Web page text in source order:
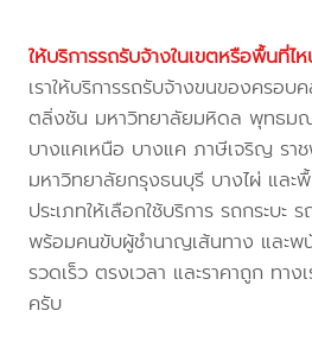
ให้บริการรถรับจ้างในเขตหรือพื้นที่
เราให้บริการรถรับจ้างขนของครอ
ตลิ่งชัน มหาวิทยาลัยมหิดล พุทธม
บางแคเหนือ บางแค ภาษีเจริญ ร
มหาวิทยาลัยกรุงธนบุรี บางไผ่ และ
ประเภทให้เลือกใช้บริการ รถกระบ
พร้อมคนขับผู้ชำนาญเส้นทาง และพ
รวดเร็ว ตรงเวลา และราคาถูก ทา
ครับ